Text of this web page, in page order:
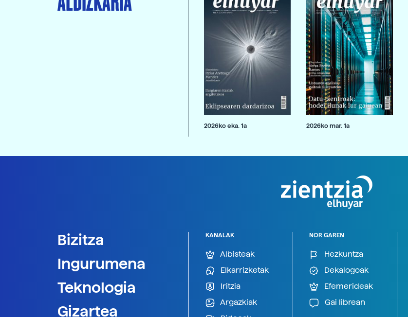
2026ko eka. 1a 2026ko mar. 1a
Bizitza
Ingurumena
Teknologia
Gizartea
KANALAK
Albisteak
Elkarrizketak
Iritzia
Argazkiak
NOR GAREN
Hezkuntza
Dekalogoak
Efemerideak
Gai librean